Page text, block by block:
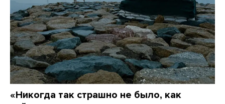
«Никогда так страшно не было, как